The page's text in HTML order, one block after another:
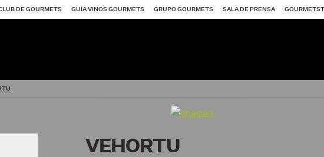
DE GOURMETS GUÍA VINOS GOURMETS GRUPO GOURMETS SALA DE PRENSA
VEHORTU